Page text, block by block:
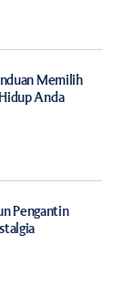
Memilih
Anda
Pengantin